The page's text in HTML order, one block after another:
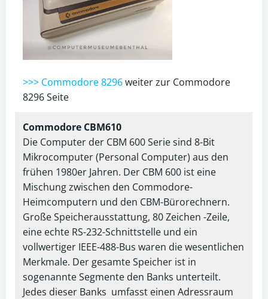
>>> Commodore 8296weiter zur Commodore
8296 Seite
Commodore CBM610
Die Computer der CBM 600 Serie sind 8-Bit
Mikrocomputer (Personal Computer) aus den
frühen 1980er Jahren. Der CBM 600 ist eine
Mischung zwischen den Commodore-
Heimcomputern und den CBM-Bürorechnern.
Große Speicherausstattung, 80 Zeichen -Zeile,
eine echte RS-232-Schnittstelle und ein
vollwertiger IEEE-488-Bus waren die wesentlichen
Merkmale. Der gesamte Speicher ist in
sogenannte Segmente den Banks unterteilt.
Jedes dieser Banks umfasst einen Adressraum